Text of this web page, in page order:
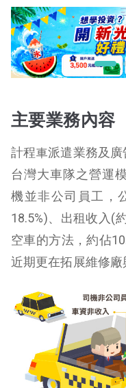
主要業務內容
計程車派遣業務及廣
台灣大車隊之營運
機並非公司員工，
18.5%)、出租收入(
空車的方法，約佔
近期更在拓展維修廠